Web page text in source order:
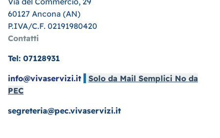
60127 Ancona (AN)
P.IVA/C.F. 02191980420
Contatti
Tel: 07128931
info@vivaservizi.it
Solo da Mail Semplici No da
PEC
segreteria@pec.vivaservizi.it